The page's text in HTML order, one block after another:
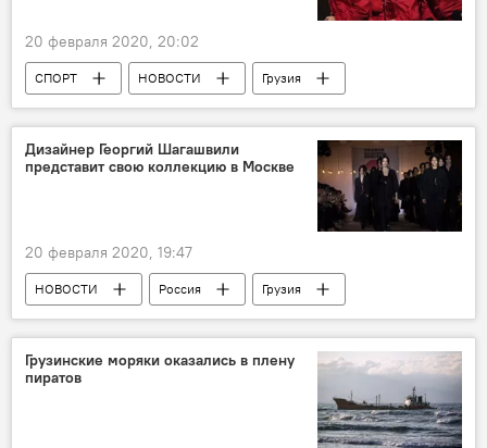
20 февраля 2020, 20:02
СПОРТ НОВОСТИ
Грузия
Сборная Грузии по футболу
Дизайнер Георгий Шагашвили
представит свою коллекцию в Москве
20 февраля 2020, 19:47
НОВОСТИ Россия
Грузия
КУЛЬТУРА
Москва
дизайнеры
Грузинские дизайнеры покоряют мир моды
Грузинские моряки оказались в плену
пиратов